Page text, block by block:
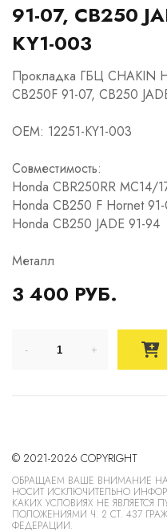
91-07, CB250
KY1-003
Прокладка ГБЦ CHAKIN
CB250F 91-07, CB250
OEM: 12251-KY1-003
Совместимость:
Honda CBR250RR MC14/
Honda CB250 F Hornet
Honda CB250 JADE 91-94
Металл
3 400 РУБ.
© 2021-2026 COPYRIGHT
ОБРАЩАЕМ ВАШЕ ВНИМАНИЕ НА
НОСИТ ИСКЛЮЧИТЕЛЬНО
КАКИХ УСЛОВИЯХ НЕ
ПОЛОЖЕНИЯМИ Ч. 2 СТ. 437
ФЕДЕРАЦИИ.